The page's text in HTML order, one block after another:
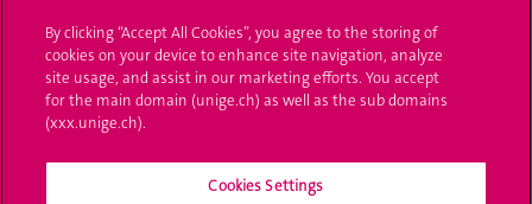
UNIGE Mobile
Médias
Offres d'emploi
By clicking “Accept All Cookies”, you agree to the storing of
cookies on your device to enhance site navigation, analyze
site usage, and assist in our marketing efforts. You accept
for the main domain (unige.ch) as well as the sub domains
(xxx.unige.ch).
Cookies Settings